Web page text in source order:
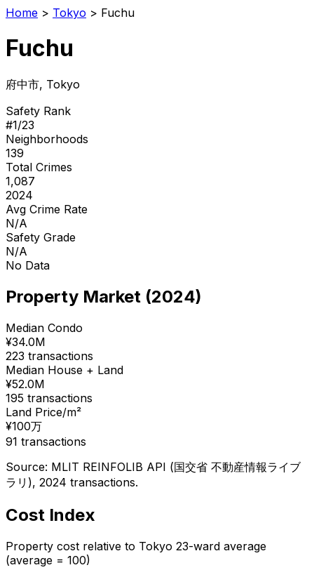
Home > Tokyo > Fuchu
Fuchu
府中市, Tokyo
Safety Rank
#1/23
Neighborhoods
139
Total Crimes
1,087
2024
Avg Crime Rate
N/A
Safety Grade
N/A
No Data
Property Market (2024)
Median Condo
¥34.0M
223 transactions
Median House + Land
¥52.0M
195 transactions
Land Price/m²
¥100万
91 transactions
Source: MLIT REINFOLIB API (国交省 不動産情報ライブ
ラリ), 2024 transactions.
Cost Index
Property cost relative to Tokyo 23-ward average
(average = 100)